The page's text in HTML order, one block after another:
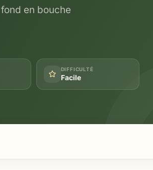
en bouche
DIFFICULTÉ
Facile